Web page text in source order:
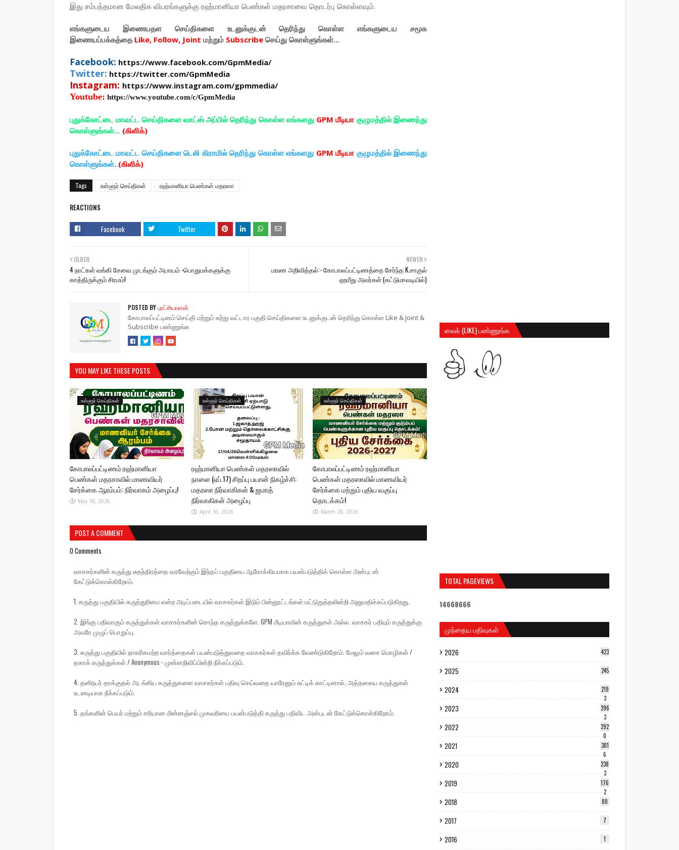
இது சம்பந்தமான மேலதிக விபரங்களுக்கு ரஹ்மானியா பெண்கள் மதரசாவை தொடர்பு கொள்ளவும்.
எங்களுடைய இணையதள செய்திகளை உடனுக்குடன் தெரிந்து கொள்ளஎங்களுடைய சமூக
இணையப்பக்கத்தை Like, Follow, Joint மற்றும் Subscribe செய்து கொள்ளுங்கள்...
Facebook: https://www.facebook.com/GpmMedia/
Twitter: https://twitter.com/GpmMedia
Instagram: https://www.instagram.com/gpmmedia/
Youtube: https://www.youtube.com/c/GpmMedia
புதுக்கோட்டை மாவட்ட செய்திகளை வாட்ஸ் அப்பில் தெரிந்து கொள்ள எங்களது GPM மீடியா குழுமத்தில் இணைந்து
கொள்ளுங்கள்... (கிளிக்)
புதுக்கோட்டை மாவட்ட செய்திகளை டெலி கிராமில் தெரிந்து கொள்ள எங்களது GPM மீடியா குழுமத்தில் இணைந்து
கொள்ளுங்கள்..(கிளிக்)
Tags உள்ளூர் செய்திகள் ரஹ்மானியா பெண்கள் மதரஸா
REACTIONS
Facebook Twitter
NEWER
மரண அறிவித்தல்:- கோபாலப்பட்டிணத்தை சேர்ந்த K.சாகுல்
ஹமீது அவர்கள் (கட்டுமாவடியில்)
OLDER
4 நாட்கள் வங்கி சேவை முடங்கும் அபாயம் -பொதுமக்களுக்கு
காத்திருக்கும் சிரமம்!
POSTED BYபுரட்சியாளன்
கோபாலப்பட்டினம் செய்தி மற்றும் சுற்று வட்டார பகுதி செய்திகளை உடனுக்குடன் தெரிந்து கொள்ள Like & Joint &
Subscribe பண்ணுங்க
YOU MAY LIKE THESE POSTS
உள்ளூர் செய்திகள்
கோபாலப்பட்டிணம் ரஹ்மானியா
பெண்கள் மதரசாவில் மாணவியர்
சேர்க்கை ஆரம்பம்: நிர்வாகம் அழைப்பு!
May 18, 2026
உள்ளூர் செய்திகள்
ரஹ்மானியா பெண்கள் மதரஸாவில்
நாளை (ஏப்.17) சிறப்பு பயான் நிகழ்ச்சி:
மதரஸா நிர்வாகிகள் & ஜமாத்
நிர்வாகிகள் அழைப்பு
April 16, 2026
உள்ளூர் செய்திகள்
கோபாலப்பட்டிணம் ரஹ்மானியா
பெண்கள் மதரஸாவில் மாணவியர்
சேர்க்கை மற்றும் புதிய வகுப்பு
தொடக்கம்!
March 28, 2026
POST A COMMENT
0 Comments
வாசகர்களின் கருத்து சுதந்திரத்தை வரவேற்கும் இந்தப் பகுதியை ஆரோக்கியமாக பயன்படுத்திக் கொள்ள அன்புடன்
கேட்டுக்கொள்கிறோம்.
1. கருத்து பகுதியில் கருத்துரிமை என்ற அடிப்படையில் வாசகர்கள் இடும் பின்னூட்டங்கள் மட்டுறுத்தலின்றி அனுமதிக்கப்படுகிறது.
2. இங்கு பதிவாகும் கருத்துக்கள் வாசகர்களின் சொந்த கருத்துக்களே. GPM மீடியாவின் கருத்துகள் அல்ல. வாசகர் பதியும் கருத்துக்கு
அவரே முழுப் பொறுப்பு.
3. கருத்து பகுதியில் நாகரிகமற்ற வார்த்தைகள் பயன்படுத்துவதை வாசகர்கள் தவிர்க்க வேண்டுகிறோம். மேலும் வசை மொழிகள் /
தகாக் கருத்துக்கள் / Anonymous - முன்னறிவிப்பின்றி நீக்கப்படும்.
4. தனிநபர் தாக்குதல் அடங்கிய கருத்துகளை வாசகர்கள் பதிவு செய்வதை யாரேனும் சுட்டிக் காட்டினால், அத்தகைய கருத்துகள்
உடனடியாக நீக்கப்படும்.
5. தங்களின் பெயர் மற்றும் சரியான மின்னஞ்சல் முகவரியை பயன்படுத்தி கருத்து பதிவிட அன்புடன் கேட்டுக்கொள்கிறோம்.
லைக் (LIKE) பண்ணுங்க
TOTAL PAGEVIEWS
14668666
முந்தைய பதிவுகள்
2026 423
2025 245
2024
219
3
2023
296
3
2022
292
0
2021
301
6
2020
238
3
2019
176
2
2018 80
2017 7
2016 1